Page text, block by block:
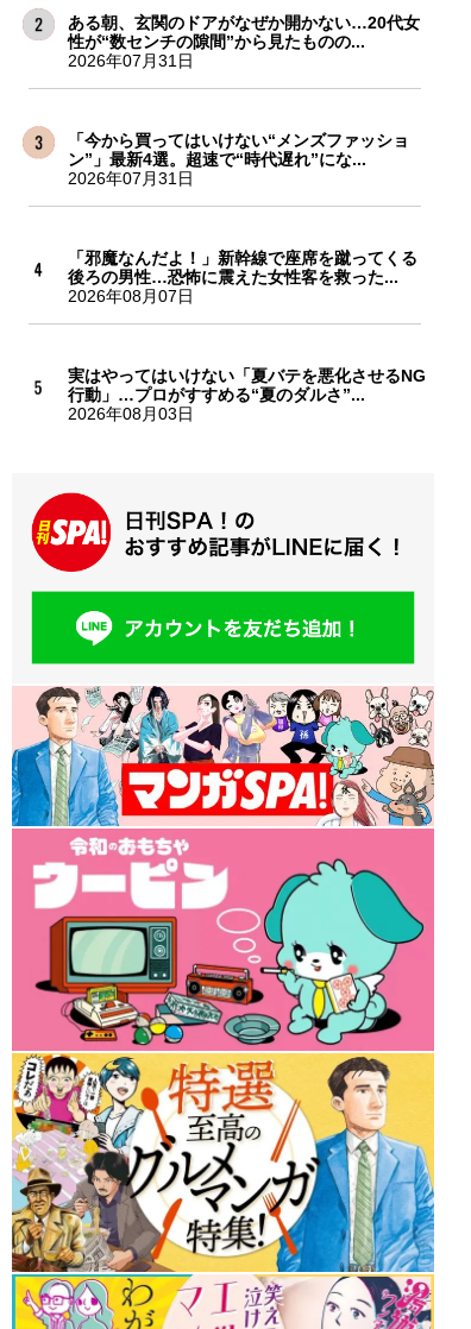
ある朝、玄関のドアがなぜか開かない…20代女
性が“数センチの隙間”から見たものの...
2026年07月31日
「今から買ってはいけない“メンズファッショ
ン”」最新4選。超速で“時代遅れ”にな...
2026年07月31日
「邪魔なんだよ！」新幹線で座席を蹴ってくる
後ろの男性…恐怖に震えた女性客を救った...
2026年08月07日
実はやってはいけない「夏バテを悪化させるNG
行動」…プロがすすめる“夏のダルさ”...
2026年08月03日